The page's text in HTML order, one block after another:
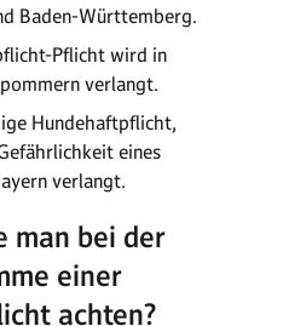
Baden-Württemberg.
Pflicht wird in
verlangt.
Hundehaftpflicht,
eines
verlangt.
man bei der
einer
achten?